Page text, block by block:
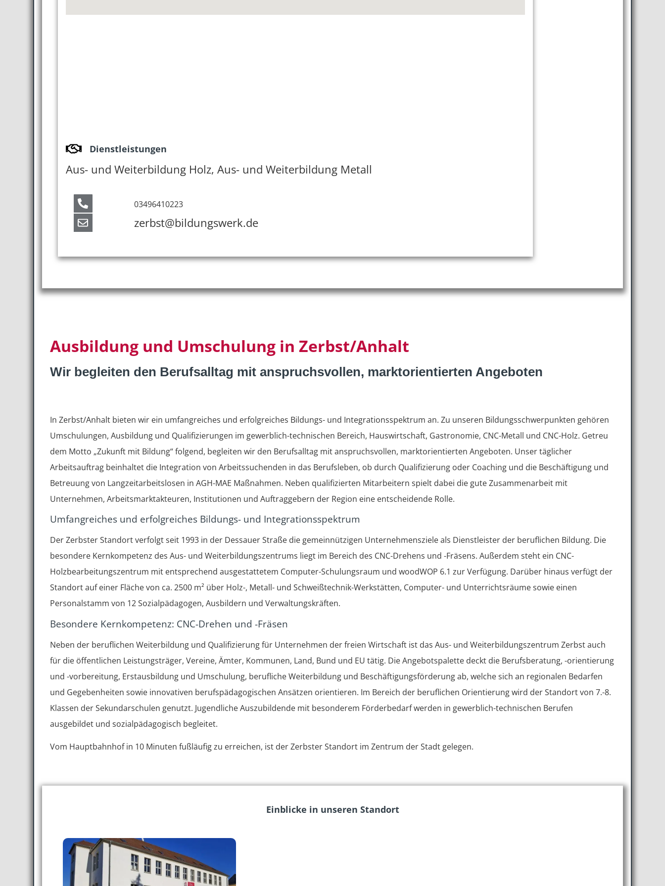
Dienstleistungen
Aus- und Weiterbildung Holz, Aus- und Weiterbildung Metall
03496410223
zerbst@bildungswerk.de
Ausbildung und Umschulung in Zerbst/Anhalt
Wir begleiten den Berufsalltag mit anspruchsvollen, marktorientierten Angeboten
In Zerbst/Anhalt bieten wir ein umfangreiches und erfolgreiches Bildungs- und Integrationsspektrum an. Zu unseren Bildungsschwerpunkten gehören
Umschulungen, Ausbildung und Qualifizierungen im gewerblich-technischen Bereich, Hauswirtschaft, Gastronomie, CNC-Metall und CNC-Holz. Getreu
dem Motto „Zukunft mit Bildung“ folgend, begleiten wir den Berufsalltag mit anspruchsvollen, marktorientierten Angeboten. Unser täglicher
Arbeitsauftrag beinhaltet die Integration von Arbeitssuchenden in das Berufsleben, ob durch Qualifizierung oder Coaching und die Beschäftigung und
Betreuung von Langzeitarbeitslosen in AGH-MAE Maßnahmen. Neben qualifizierten Mitarbeitern spielt dabei die gute Zusammenarbeit mit
Unternehmen, Arbeitsmarktakteuren, Institutionen und Auftraggebern der Region eine entscheidende Rolle.
Umfangreiches und erfolgreiches Bildungs- und Integrationsspektrum
Der Zerbster Standort verfolgt seit 1993 in der Dessauer Straße die gemeinnützigen Unternehmensziele als Dienstleister der beruflichen Bildung. Die
besondere Kernkompetenz des Aus- und Weiterbildungszentrums liegt im Bereich des CNC-Drehens und -Fräsens. Außerdem steht ein CNC-
Holzbearbeitungszentrum mit entsprechend ausgestattetem Computer-Schulungsraum und woodWOP 6.1 zur Verfügung. Darüber hinaus verfügt der
Standort auf einer Fläche von ca. 2500 m² über Holz-, Metall- und Schweißtechnik-Werkstätten, Computer- und Unterrichtsräume sowie einen
Personalstamm von 12 Sozialpädagogen, Ausbildern und Verwaltungskräften.
Besondere Kernkompetenz: CNC-Drehen und -Fräsen
Neben der beruflichen Weiterbildung und Qualifizierung für Unternehmen der freien Wirtschaft ist das Aus- und Weiterbildungszentrum Zerbst auch
für die öffentlichen Leistungsträger, Vereine, Ämter, Kommunen, Land, Bund und EU tätig. Die Angebotspalette deckt die Berufsberatung, -orientierung
und -vorbereitung, Erstausbildung und Umschulung, berufliche Weiterbildung und Beschäftigungsförderung ab, welche sich an regionalen Bedarfen
und Gegebenheiten sowie innovativen berufspädagogischen Ansätzen orientieren. Im Bereich der beruflichen Orientierung wird der Standort von 7.-8.
Klassen der Sekundarschulen genutzt. Jugendliche Auszubildende mit besonderem Förderbedarf werden in gewerblich-technischen Berufen
ausgebildet und sozialpädagogisch begleitet.
Vom Hauptbahnhof in 10 Minuten fußläufig zu erreichen, ist der Zerbster Standort im Zentrum der Stadt gelegen.
Einblicke in unseren Standort